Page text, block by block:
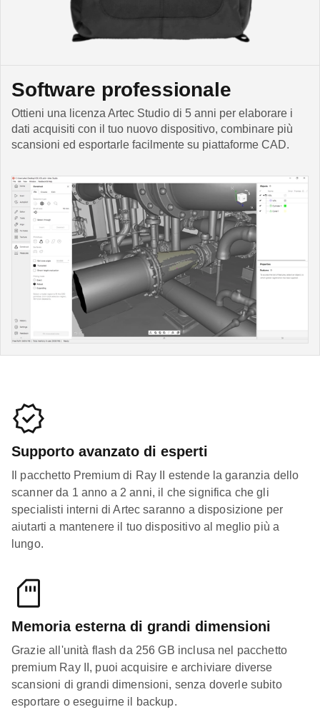
Software professionale
Ottieni una licenza Artec Studio di 5 anni per elaborare i
dati acquisiti con il tuo nuovo dispositivo, combinare più
scansioni ed esportarle facilmente su piattaforme CAD.
Supporto avanzato di esperti
Il pacchetto Premium di Ray II estende la garanzia dello
scanner da 1 anno a 2 anni, il che significa che gli
specialisti interni di Artec saranno a disposizione per
aiutarti a mantenere il tuo dispositivo al meglio più a
lungo.
Memoria esterna di grandi dimensioni
Grazie all'unità flash da 256 GB inclusa nel pacchetto
premium Ray II, puoi acquisire e archiviare diverse
scansioni di grandi dimensioni, senza doverle subito
esportare o eseguirne il backup.